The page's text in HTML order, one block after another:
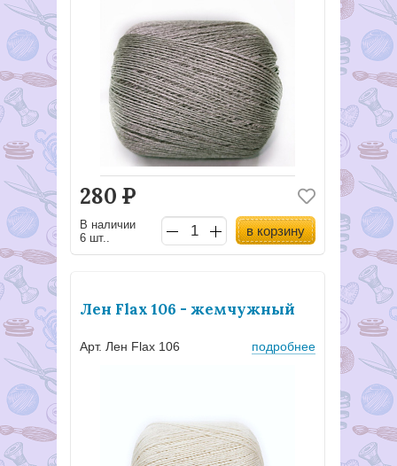
280 Р
В наличии
6 шт..
в корзину
Лен Flax 106 - жемчужный
Арт. Лен Flax 106 подробнее